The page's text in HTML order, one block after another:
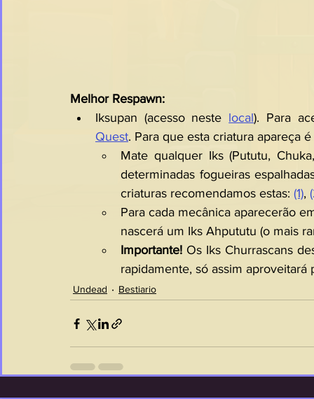
Melhor Respawn:
Iksupan (acesso neste local). Para
Quest. Para que esta criatura apareça
Mate qualquer Iks (Pututu,
determinadas fogueiras
criaturas recomendamos estas: (1),
Para cada mecânica aparecerão
nascerá um Iks Ahpututu (o mais
Importante! Os Iks Churrascans
rapidamente, só assim
Undead Bestiario